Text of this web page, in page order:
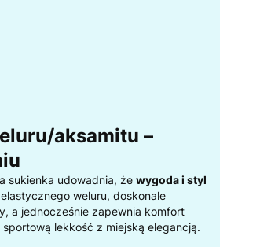
aksamitu –
sukienka udowadnia, że wygoda i styl
weluru, doskonale
a jednocześnie zapewnia komfort
lekkość z miejską elegancją.